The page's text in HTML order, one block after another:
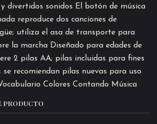
divertidos sonidos El botón de música
reproduce dos canciones de
utiliza el asa de transporte para
la marcha Diseñado para edades de
2 pilas AA; pilas incluidas para fines
se recomiendan pilas nuevas para uso
Colores Contando Música
PRODUCTO